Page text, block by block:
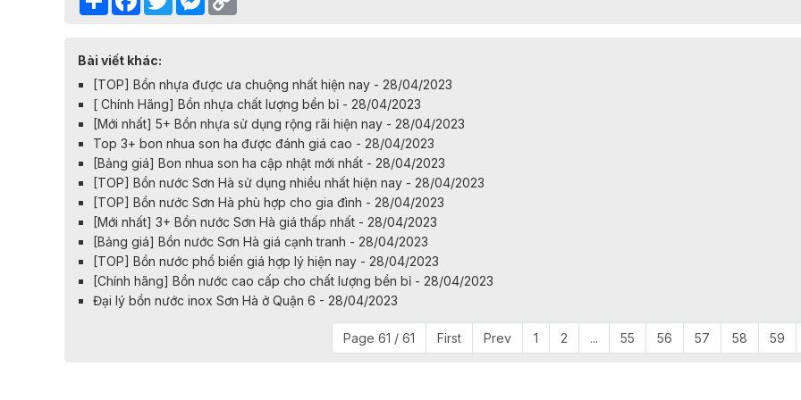
Bài viết khác:
[TOP] Bồn nhựa được ưa chuộng nhất hiện nay - 28/04/2023
[ Chính Hãng] Bồn nhựa chất lượng bền bỉ - 28/04/2023
[Mới nhất] 5+ Bồn nhựa sử dụng rộng rãi hiện nay - 28/04/2023
Top 3+ bon nhua son ha được đánh giá cao - 28/04/2023
[Bảng giá] Bon nhua son ha cập nhật mới nhất - 28/04/2023
[TOP] Bồn nước Sơn Hà sử dụng nhiều nhất hiện nay - 28/04/2023
[TOP] Bồn nước Sơn Hà phù hợp cho gia đình - 28/04/2023
[Mới nhất] 3+ Bồn nước Sơn Hà giá thấp nhất - 28/04/2023
[Bảng giá] Bồn nước Sơn Hà giá cạnh tranh - 28/04/2023
[TOP] Bồn nước phổ biến giá hợp lý hiện nay - 28/04/2023
[Chính hãng] Bồn nước cao cấp cho chất lượng bền bỉ - 28/04/2023
Đại lý bồn nước inox Sơn Hà ở Quận 6 - 28/04/2023
Page 61 / 61 First Prev 1 2 ... 55 56 57 58 59